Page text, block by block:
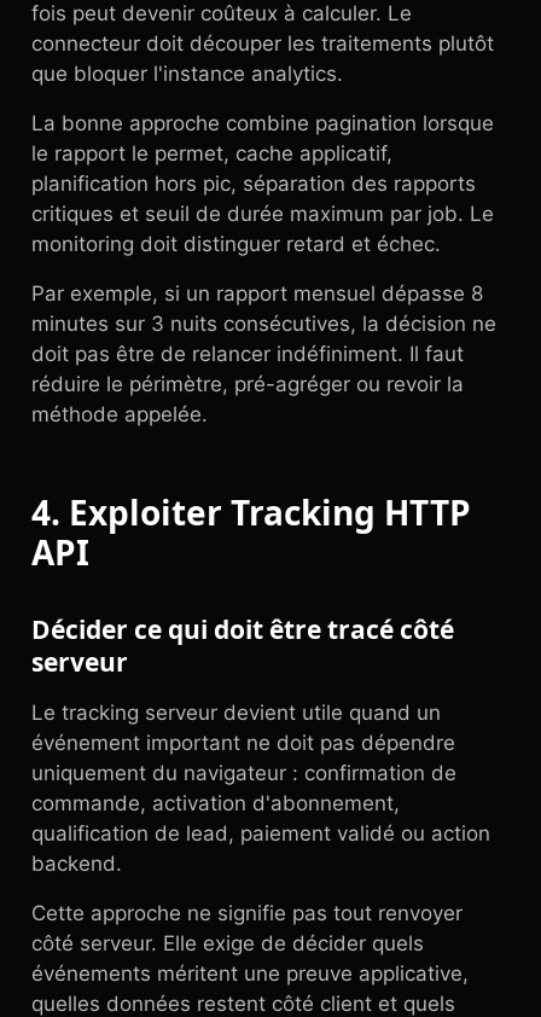
fois peut devenir coûteux à calculer. Le
connecteur doit découper les traitements plutôt
que bloquer l'instance analytics.
La bonne approche combine pagination lorsque
le rapport le permet, cache applicatif,
planification hors pic, séparation des rapports
critiques et seuil de durée maximum par job. Le
monitoring doit distinguer retard et échec.
Par exemple, si un rapport mensuel dépasse 8
minutes sur 3 nuits consécutives, la décision ne
doit pas être de relancer indéfiniment. Il faut
réduire le périmètre, pré-agréger ou revoir la
méthode appelée.
4. Exploiter Tracking HTTP
API
Décider ce qui doit être tracé côté
serveur
Le tracking serveur devient utile quand un
événement important ne doit pas dépendre
uniquement du navigateur : confirmation de
commande, activation d'abonnement,
qualification de lead, paiement validé ou action
backend.
Cette approche ne signifie pas tout renvoyer
côté serveur. Elle exige de décider quels
événements méritent une preuve applicative,
quelles données restent côté client et quels